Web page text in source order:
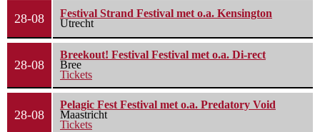
28-08
Festival Strand Festival met o.a. Kensington
Utrecht
28-08
Breekout! Festival Festival met o.a. Di-rect
Bree
Tickets
28-08
Pelagic Fest Festival met o.a. Predatory Void
Maastricht
Tickets